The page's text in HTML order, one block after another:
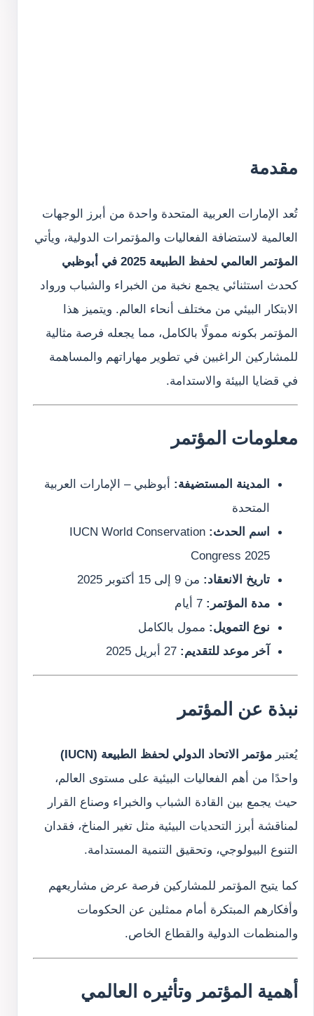
مقدمة
تُعد الإمارات العربية المتحدة واحدة من أبرز الوجهات
العالمية لاستضافة الفعاليات والمؤتمرات الدولية، ويأتي
المؤتمر العالمي لحفظ الطبيعة 2025 في أبوظبي
كحدث استثنائي يجمع نخبة من الخبراء والشباب ورواد
الابتكار البيئي من مختلف أنحاء العالم. ويتميز هذا
المؤتمر بكونه ممولًا بالكامل، مما يجعله فرصة مثالية
للمشاركين الراغبين في تطوير مهاراتهم والمساهمة
في قضايا البيئة والاستدامة.
معلومات المؤتمر
المدينة المستضيفة: أبوظبي – الإمارات العربية
المتحدة
اسم الحدث: IUCN World Conservation
Congress 2025
تاريخ الانعقاد: من 9 إلى 15 أكتوبر 2025
مدة المؤتمر:
نوع التمويل: ممول بالكامل
آخر موعد للتقديم:
نبذة عن المؤتمر
يُعتبر مؤتمر الاتحاد الدولي لحفظ الطبيعة (IUCN)
واحدًا من أهم الفعاليات البيئية على مستوى العالم،
حيث يجمع بين القادة الشباب والخبراء وصناع القرار
لمناقشة أبرز التحديات البيئية مثل تغير المناخ، فقدان
التنوع البيولوجي، وتحقيق التنمية المستدامة.
كما يتيح المؤتمر للمشاركين فرصة عرض مشاريعهم
وأفكارهم المبتكرة أمام ممثلين عن الحكومات
والمنظمات الدولية والقطاع الخاص.
أهمية المؤتمر وتأثيره العالمي